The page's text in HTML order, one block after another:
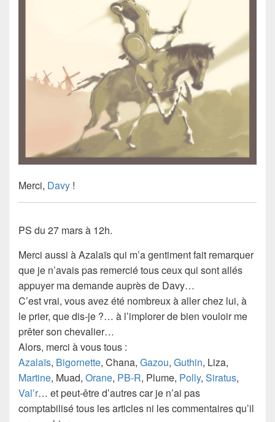
Merci, Davy !
PS du 27 mars à 12h.
Merci aussi àAzalaïsqui m’a gentiment fait remarquer
que je n’avais pas remercié tous ceux qui sont allés
appuyer ma demande auprès de Davy…
C’est vrai, vous avez été nombreux à aller chez lui, à
le prier, que dis-je ?… à l’implorer de bien vouloir me
prêter son chevalier…
Alors, merci à vous tous :
Azalaïs, Bigornette, Chana, Gazou, Guthin, Liza,
Martine, Muad, Orane, PB-R, Plume, Polly, Siratus,
Val’r… et peut-être d’autres car je n’ai pas
comptabilisé tous les articles ni les commentaires qu’il